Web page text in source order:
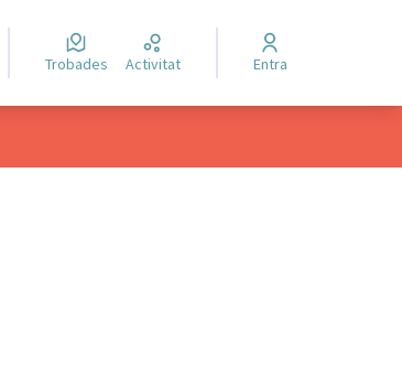
Trobades Activitat Entra